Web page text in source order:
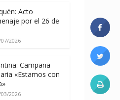
Cuba
2026
Acto
por el 26 de
2026
Campaña
«Estamos con
2026